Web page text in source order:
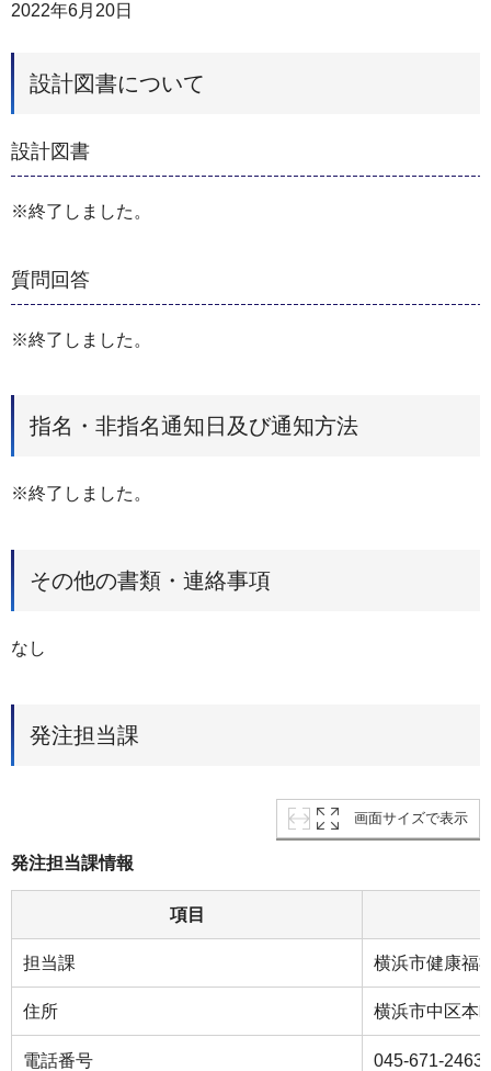
2022年6月20日
設計図書について
設計図書
※終了しました。
質問回答
※終了しました。
指名・非指名通知日及び通知方法
※終了しました。
その他の書類・連絡事項
なし
発注担当課
画面サイズで表示
発注担当課情報
項目
担当課 横浜市健康福
住所 横浜市中区本
電話番号 045-671-2463